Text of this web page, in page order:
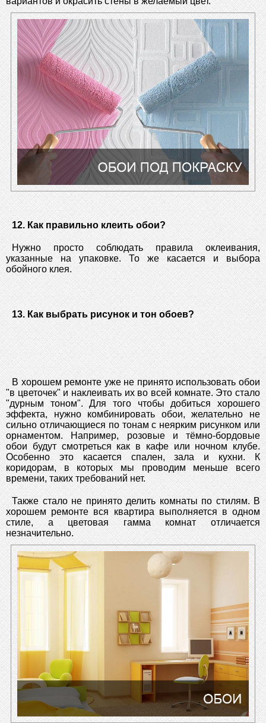
12. Как правильно клеить обои?
Нужно просто соблюдать правила оклеивания,
указанные на упаковке. То же касается и выбора
обойного клея.
13. Как выбрать рисунок и тон обоев?
В хорошем ремонте уже не принято использовать обои
"в цветочек" и наклеивать их во всей комнате. Это стало
"дурным тоном". Для того чтобы добиться хорошего
эффекта, нужно комбинировать обои, желательно не
сильно отличающиеся по тонам с неярким рисунком или
орнаментом. Например, розовые и тёмно-бордовые
обои будут смотреться как в кафе или ночном клубе.
Особенно это касается спален, зала и кухни. К
коридорам, в которых мы проводим меньше всего
времени, таких требований нет.
Также стало не принято делить комнаты по стилям. В
хорошем ремонте вся квартира выполняется в одном
стиле, а цветовая гамма комнат отличается
незначительно.